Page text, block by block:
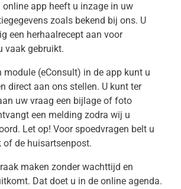
online app heeft u inzage in uw
zoals bekend bij ons. U
een herhaalrecept aan voor
vaak gebruikt.
module (eConsult) in de app kunt u
direct aan ons stellen. U kunt ter
uw vraag een bijlage of foto
een melding zodra wij u
Let op! Voor spoedvragen belt u
de huisartsenpost.
maken zonder wachttijd en
Dat doet u in de online agenda.